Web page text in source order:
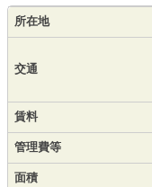
所在地
交通
賃料
管理費等
面積